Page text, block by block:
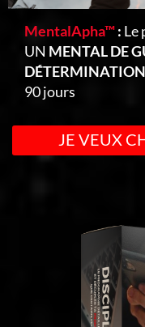
MentalApha™: Le
UN MENTAL DE
90 jours
JE VEUX